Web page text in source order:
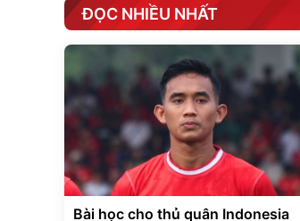
ĐỌC NHIỀU NHẤT
Bài học cho thủ quân Indonesia